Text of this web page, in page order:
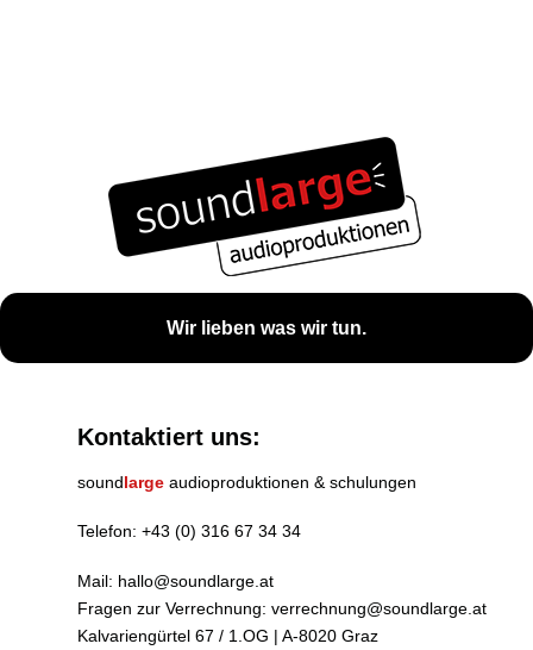
Wir lieben was wir tun.
Kontaktiert uns:
soundlarge audioproduktionen & schulungen
Telefon: +43 (0) 316 67 34 34
Mail: hallo@soundlarge.at
Fragen zur Verrechnung: verrechnung@soundlarge.at
Kalvariengürtel 67 / 1.OG | A-8020 Graz